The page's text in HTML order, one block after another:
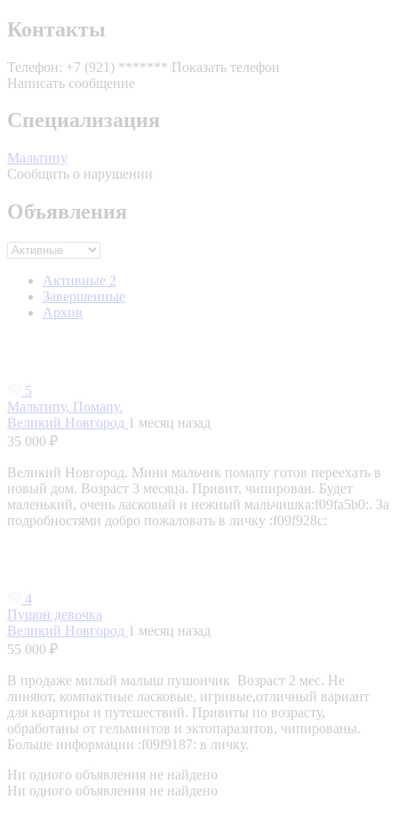
Контакты
Телефон: +7 (921) ******* Показать телефон
Написать сообщение
Специализация
Мальтипу
Сообщить о нарушении
Объявления
Активные 2
Завершенные
Архив
5
Мальтипу, Помапу.
Великий Новгород 1 месяц назад
35 000 ₽
Великий Новгород. Мини мальчик помапу готов переехать в
новый дом. Возраст 3 месяца. Привит, чипирован. Будет
маленький, очень ласковый и нежный мальчишка:f09fa5b0:. За
подробностями добро пожаловать в личку :f09f928c:
4
Пушон девочка
Великий Новгород 1 месяц назад
55 000 ₽
В продаже милый малыш пушончик ‎ Возраст 2 мес. ‎Не
линяют, компактные ласковые, игривые,отличный вариант
для квартиры и путешествий. Привиты по возрасту,
обработаны от гельминтов и эктопаразитов, чипированы.
Больше информации :f09f9187: в личку. ‎
Ни одного объявления не найдено
Ни одного объявления не найдено